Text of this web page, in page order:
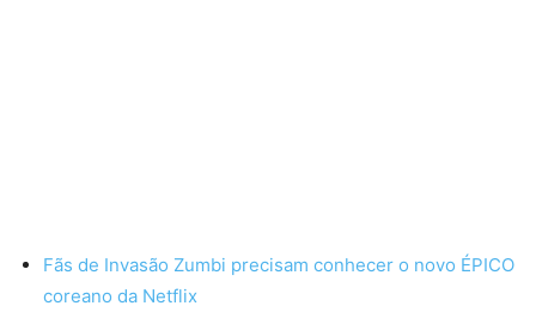
Fãs de Invasão Zumbi precisam conhecer o novo ÉPICO
coreano da Netflix